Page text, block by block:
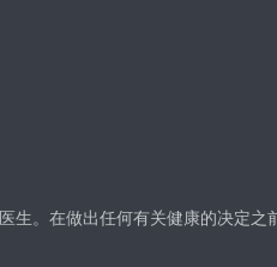
生。在做出任何有关健康的决定之